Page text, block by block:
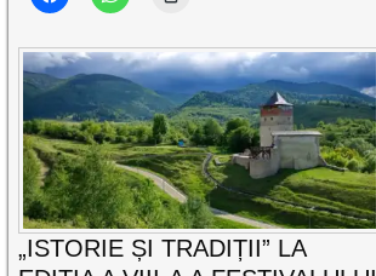
„ISTORIE ȘI TRADIȚII” LA